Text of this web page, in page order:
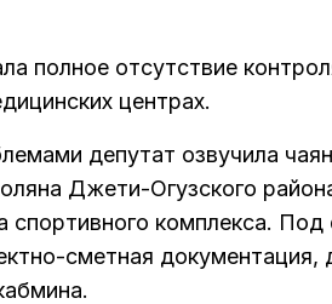
полное отсутствие
центрах.
депутат озвучила
Джети-Огузского
комплекса.
сметная документация,